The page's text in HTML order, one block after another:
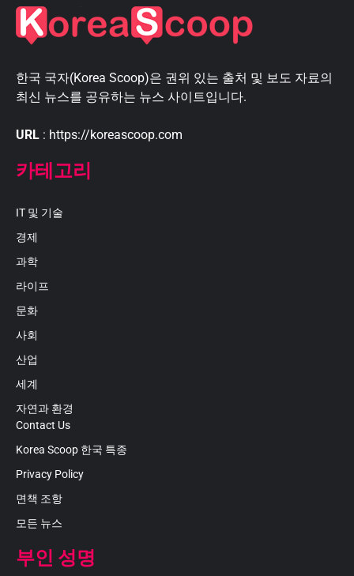
한국 국자(Korea Scoop)은 권위 있는 출처 및 보도 자료의
최신 뉴스를 공유하는 뉴스 사이트입니다.
URL : https://koreascoop.com
카테고리
IT 및 기술
경제
과학
라이프
문화
사회
산업
세계
자연과 환경
Contact Us
Korea Scoop 한국 특종
Privacy Policy
면책 조항
모든 뉴스
부인 성명